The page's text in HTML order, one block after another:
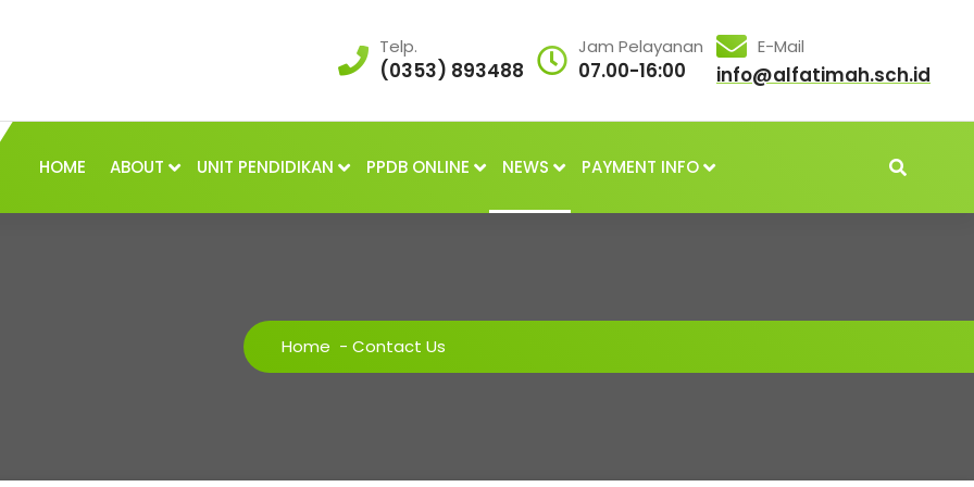
Telp.
(0353) 893488
Jam Pelayanan
07.00-16:00
E-Mail
info@alfatimah.sch.id
HOME ABOUT UNIT PENDIDIKAN PPDB ONLINE NEWS PAYMENT INFO
Home - Contact Us